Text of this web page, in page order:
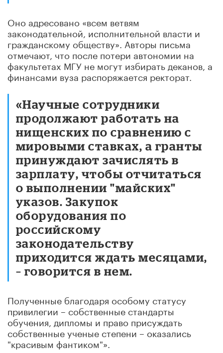
Оно адресовано «всем ветвям
законодательной, исполнительной власти и
гражданскому обществу». Авторы письма
отмечают, что после потери автономии на
факультетах МГУ не могут избирать деканов, а
финансами вуза распоряжается ректорат.
«Научные сотрудники
продолжают работать на
нищенских по сравнению с
мировыми ставках, а гранты
принуждают зачислять в
зарплату, чтобы отчитаться
о выполнении "майских"
указов. Закупок
оборудования по
российскому
законодательству
приходится ждать месяцами,
– говорится в нем.
Полученные благодаря особому статусу
привилегии – собственные стандарты
обучения, дипломы и право присуждать
собственные ученые степени – оказались
"красивым фантиком"».